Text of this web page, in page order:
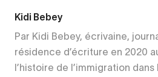
Kidi Bebey
Par Kidi Bebey, écrivaine,
résidence d’écriture en 2020
l’histoire de l’immigration dans